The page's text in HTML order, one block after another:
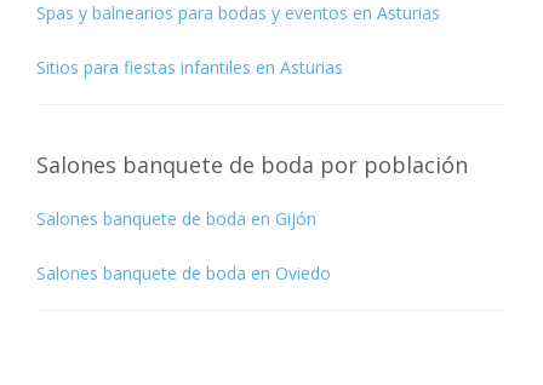
Spas y balnearios para bodas y eventos en Asturias
Sitios para fiestas infantiles en Asturias
Salones banquete de boda por población
Salones banquete de boda en Gijón
Salones banquete de boda en Oviedo